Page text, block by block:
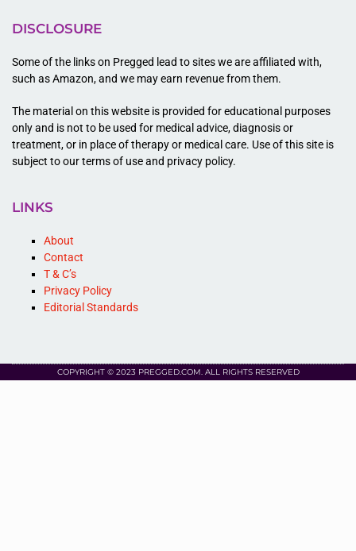
DISCLOSURE
Some of the links on Pregged lead to sites we are affiliated with,
such as Amazon, and we may earn revenue from them.
The material on this website is provided for educational purposes
only and is not to be used for medical advice, diagnosis or
treatment, or in place of therapy or medical care. Use of this site is
subject to our terms of use and privacy policy.
LINKS
About
Contact
T & C’s
Privacy Policy
Editorial Standards
COPYRIGHT © 2023 PREGGED.COM. ALL RIGHTS RESERVED